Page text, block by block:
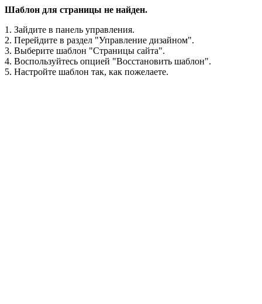
Шаблон для страницы не найден.
1. Зайдите в панель управления.
2. Перейдите в раздел "Управление дизайном".
3. Выберите шаблон "Страницы сайта".
4. Воспользуйтесь опцией "Восстановить шаблон".
5. Настройте шаблон так, как пожелаете.